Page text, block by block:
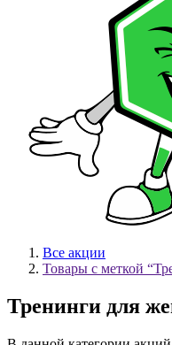
Все акции
Товары с меткой
Тренинги для